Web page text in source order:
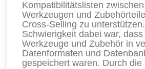
Kompatibilitätslisten
Werkzeugen und
Cross-Selling zu
Schwierigkeit dabei war,
Werkzeuge und Zubehör in
Datenformaten und
gespeichert waren. Durch die